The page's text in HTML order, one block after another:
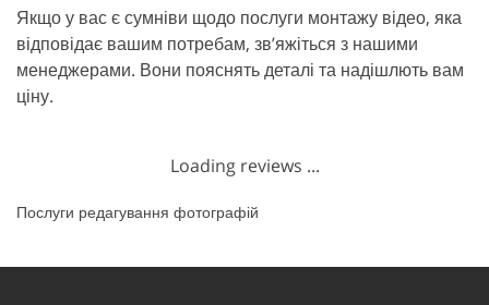
Якщо у вас є сумніви щодо послуги монтажу відео, яка
відповідає вашим потребам, зв’яжіться з нашими
менеджерами. Вони пояснять деталі та надішлють вам
ціну.
Loading reviews ...
Послуги редагування фотографій